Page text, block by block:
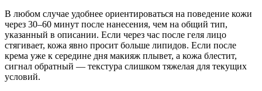
В любом случае удобнее ориентироваться на поведение кожи
через 30–60 минут после нанесения, чем на общий тип,
указанный в описании. Если через час после геля лицо
стягивает, кожа явно просит больше липидов. Если после
крема уже к середине дня макияж плывет, а кожа блестит,
сигнал обратный — текстура слишком тяжелая для текущих
условий.